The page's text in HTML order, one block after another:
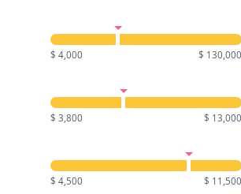
$ 4,000 $ 130,000
$ 3,800 $ 13,000
$ 4,500 $ 11,500